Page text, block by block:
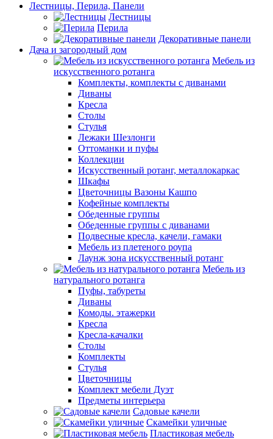
Лестницы, Перила, Панели
Лестницы
Перила
Декоративные панели
Дача и загородный дом
Мебель из
искусственного ротанга
Комплекты, комплекты с диванами
Диваны
Кресла
Столы
Стулья
Лежаки Шезлонги
Оттоманки и пуфы
Коллекции
Искусственный ротанг, металлокаркас
Шкафы
Цветочницы Вазоны Кашпо
Кофейные комплекты
Обеденные группы
Обеденные группы с диванами
Подвесные кресла, качели, гамаки
Мебель из плетеного роупа
Лаунж зона искусственный ротанг
Мебель из
натурального ротанга
Пуфы, табуреты
Диваны
Комоды. этажерки
Кресла
Кресла-качалки
Столы
Комплекты
Стулья
Цветочницы
Комплект мебели Дуэт
Предметы интерьера
Садовые качели
Скамейки уличные
Пластиковая мебель